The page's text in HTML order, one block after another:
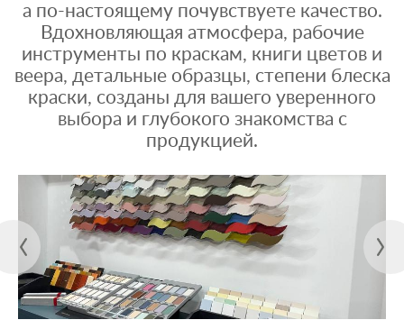
а по-настоящему почувствуете качество.
Вдохновляющая атмосфера, рабочие
инструменты по краскам, книги цветов и
веера, детальные образцы, степени блеска
краски, созданы для вашего уверенного
выбора и глубокого знакомства с
продукцией.